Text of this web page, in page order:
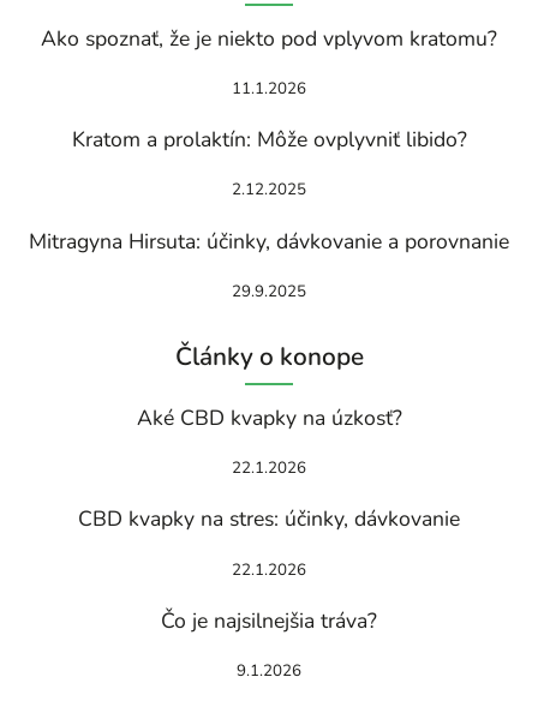
Ako spoznať, že je niekto pod vplyvom kratomu?
11.1.2026
Kratom a prolaktín: Môže ovplyvniť libido?
2.12.2025
Mitragyna Hirsuta: účinky, dávkovanie a porovnanie
29.9.2025
Články o konope
Aké CBD kvapky na úzkosť?
22.1.2026
CBD kvapky na stres: účinky, dávkovanie
22.1.2026
Čo je najsilnejšia tráva?
9.1.2026